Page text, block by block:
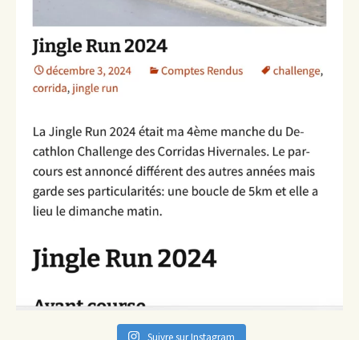
Suivre sur Instagram